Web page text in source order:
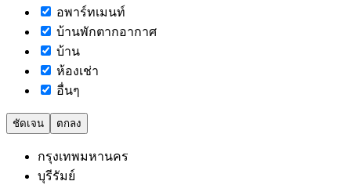
อพาร์ทเมนท์
บ้านพักตากอากาศ
บ้าน
ห้องเช่า
อื่นๆ
ชัดเจน ตกลง
กรุงเทพมหานคร
บุรีรัมย์